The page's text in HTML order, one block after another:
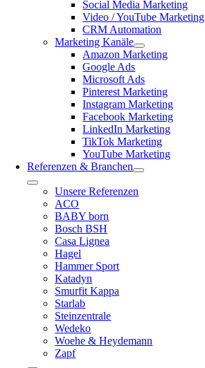
Social Media Marketing
Video / YouTube Marketing
CRM Automation
Marketing Kanäle
Amazon Marketing
Google Ads
Microsoft Ads
Pinterest Marketing
Instagram Marketing
Facebook Marketing
LinkedIn Marketing
TikTok Marketing
YouTube Marketing
Referenzen & Branchen
Toggle
Navigation
Unsere Referenzen
ACO
BABY born
Bosch BSH
Casa Lignea
Hagel
Hammer Sport
Katadyn
Smurfit Kappa
Starlab
Steinzentrale
Wedeko
Woehe & Heydemann
Zapf